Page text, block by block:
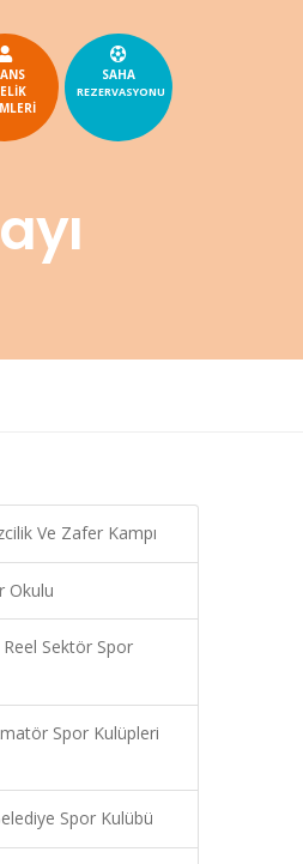
SAHA
REZERVASYONU
Ve Zafer Kampı
Okulu
Sektör Spor
Spor Kulüpleri
Spor Kulübü